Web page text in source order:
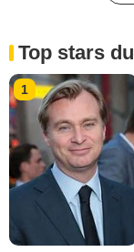
Top stars
1